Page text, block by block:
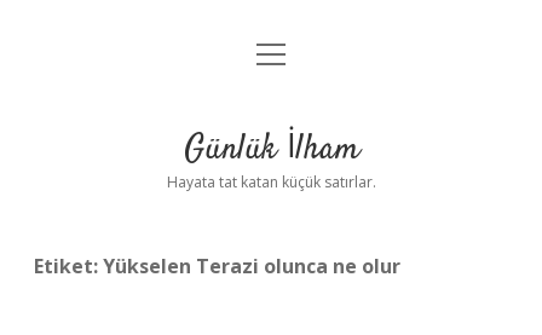
Anasayfa
Yasal Uyarı
menüyü
Günlük İlham
Hayata tat katan küçük satırlar.
Etiket:Yükselen Terazi olunca ne olur